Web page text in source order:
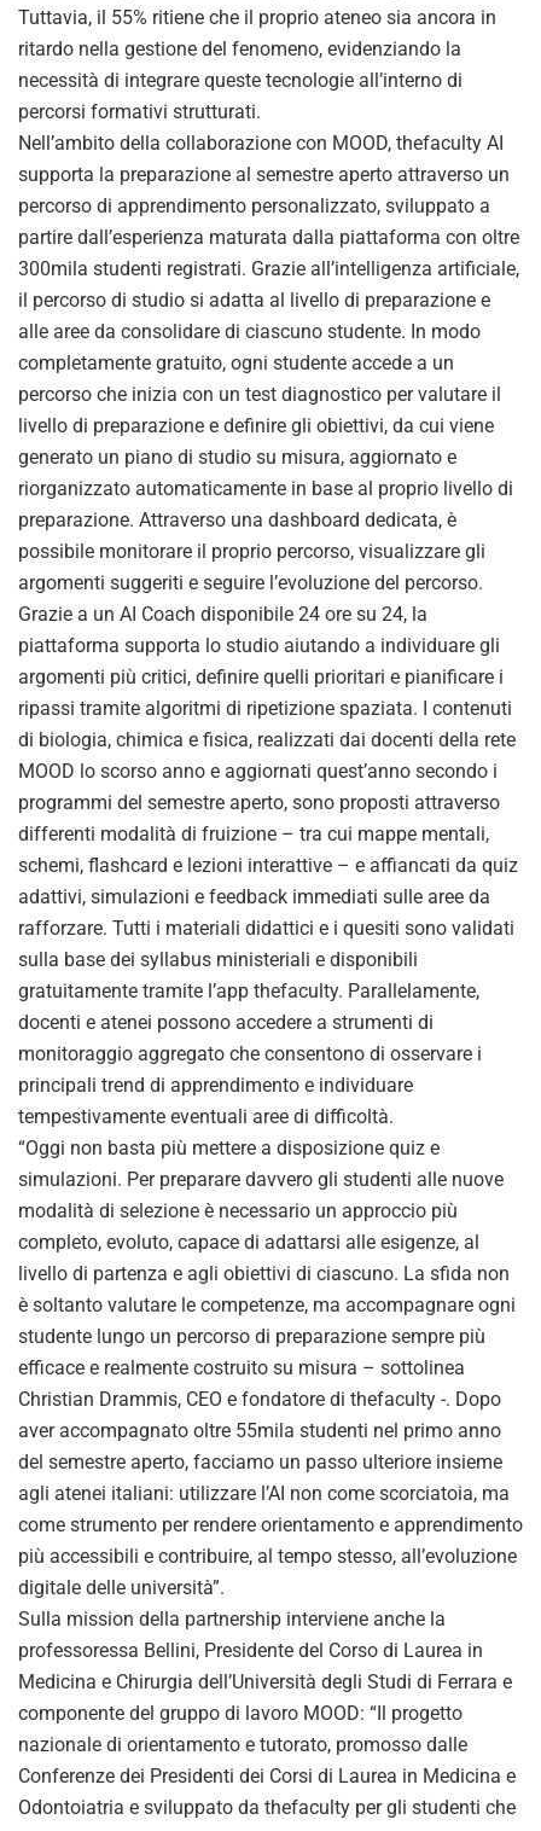
Tuttavia, il 55% ritiene che il proprio ateneo sia ancora in
ritardo nella gestione del fenomeno, evidenziando la
necessità di integrare queste tecnologie all’interno di
percorsi formativi strutturati.
Nell’ambito della collaborazione con MOOD, thefaculty AI
supporta la preparazione al semestre aperto attraverso un
percorso di apprendimento personalizzato, sviluppato a
partire dall’esperienza maturata dalla piattaforma con oltre
300mila studenti registrati. Grazie all’intelligenza artificiale,
il percorso di studio si adatta al livello di preparazione e
alle aree da consolidare di ciascuno studente. In modo
completamente gratuito, ogni studente accede a un
percorso che inizia con un test diagnostico per valutare il
livello di preparazione e definire gli obiettivi, da cui viene
generato un piano di studio su misura, aggiornato e
riorganizzato automaticamente in base al proprio livello di
preparazione. Attraverso una dashboard dedicata, è
possibile monitorare il proprio percorso, visualizzare gli
argomenti suggeriti e seguire l’evoluzione del percorso.
Grazie a un AI Coach disponibile 24 ore su 24, la
piattaforma supporta lo studio aiutando a individuare gli
argomenti più critici, definire quelli prioritari e pianificare i
ripassi tramite algoritmi di ripetizione spaziata. I contenuti
di biologia, chimica e fisica, realizzati dai docenti della rete
MOOD lo scorso anno e aggiornati quest’anno secondo i
programmi del semestre aperto, sono proposti attraverso
differenti modalità di fruizione – tra cui mappe mentali,
schemi, flashcard e lezioni interattive – e affiancati da quiz
adattivi, simulazioni e feedback immediati sulle aree da
rafforzare. Tutti i materiali didattici e i quesiti sono validati
sulla base dei syllabus ministeriali e disponibili
gratuitamente tramite l’app thefaculty. Parallelamente,
docenti e atenei possono accedere a strumenti di
monitoraggio aggregato che consentono di osservare i
principali trend di apprendimento e individuare
tempestivamente eventuali aree di difficoltà.
“Oggi non basta più mettere a disposizione quiz e
simulazioni. Per preparare davvero gli studenti alle nuove
modalità di selezione è necessario un approccio più
completo, evoluto, capace di adattarsi alle esigenze, al
livello di partenza e agli obiettivi di ciascuno. La sfida non
è soltanto valutare le competenze, ma accompagnare ogni
studente lungo un percorso di preparazione sempre più
efficace e realmente costruito su misura – sottolinea
Christian Drammis, CEO e fondatore di thefaculty -. Dopo
aver accompagnato oltre 55mila studenti nel primo anno
del semestre aperto, facciamo un passo ulteriore insieme
agli atenei italiani: utilizzare l’AI non come scorciatoia, ma
come strumento per rendere orientamento e apprendimento
più accessibili e contribuire, al tempo stesso, all’evoluzione
digitale delle università”.
Sulla mission della partnership interviene anche la
professoressa Bellini, Presidente del Corso di Laurea in
Medicina e Chirurgia dell’Università degli Studi di Ferrara e
componente del gruppo di lavoro MOOD: “Il progetto
nazionale di orientamento e tutorato, promosso dalle
Conferenze dei Presidenti dei Corsi di Laurea in Medicina e
Odontoiatria e sviluppato da thefaculty per gli studenti che